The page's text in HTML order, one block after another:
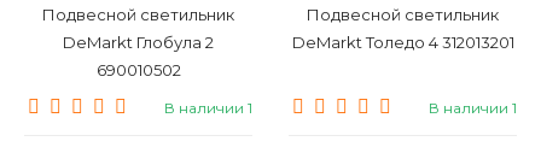
Подвесной светильник
DeMarkt Глобула 2
690010502
В наличии 1
Подвесной светильник
DeMarkt Толедо 4 312013201
В наличии 1